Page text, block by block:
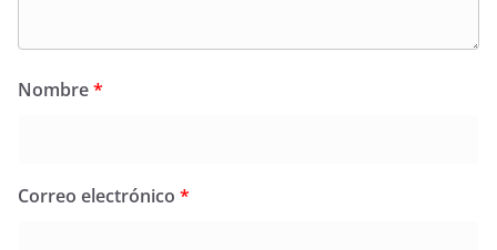
Nombre*
Correo electrónico *